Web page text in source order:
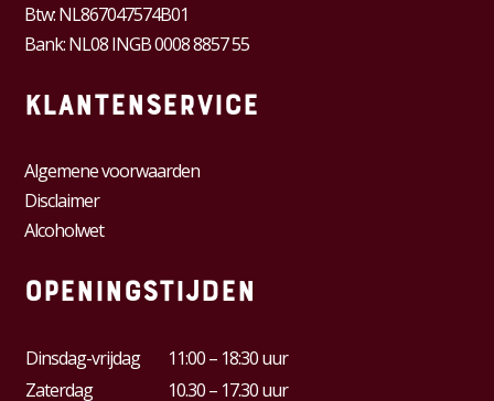
Btw:NL867047574B01
Bank: NL08 INGB 0008 8857 55
Klantenservice
Algemene voorwaarden
Disclaimer
Alcoholwet
Openingstijden
Dinsdag-vrijdag
11:00 – 18:30 uur
Zaterdag
10.30 – 17.30 uur